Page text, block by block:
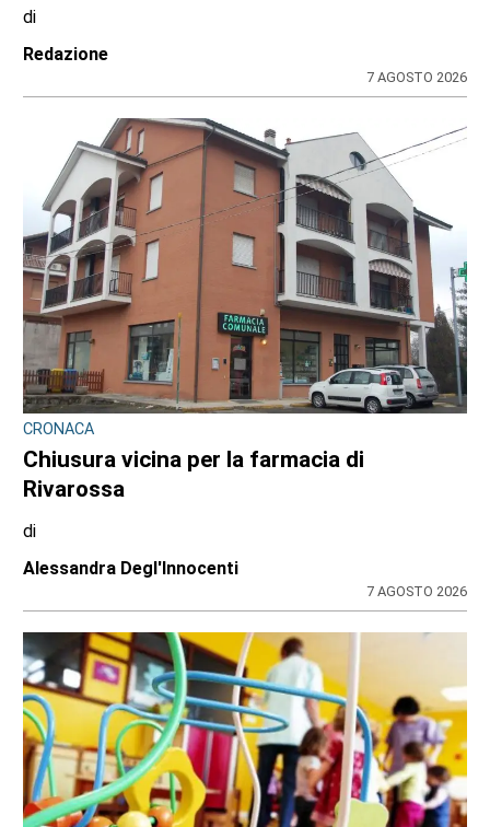
lavori per l’amianto, ditta messa in mora
dal Comune
Stefano Tubia
7 AGOSTO 2026
CONTRASTO ALLO SPACCIO DI DROGA
Scaglia il monopattino contro la volante e
finge di essere minorenne: arrestato
pusher 20enne con 30 dosi di crack
di
Redazione
7 AGOSTO 2026